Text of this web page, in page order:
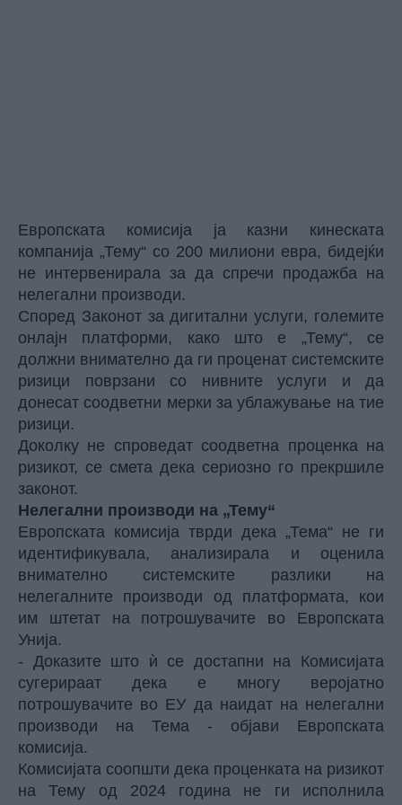
Европската комисија ја казни кинеската
компанија „Тему“ со 200 милиони евра, бидејќи
не интервенирала за да спречи продажба на
нелегални производи.
Според Законот за дигитални услуги, големите
онлајн платформи, како што е „Тему“, се
должни внимателно да ги проценат системските
ризици поврзани со нивните услуги и да
донесат соодветни мерки за ублажување на тие
ризици.
Доколку не спроведат соодветна проценка на
ризикот, се смета дека сериозно го прекршиле
законот.
Нелегални производи на „Тему“
Европската комисија тврди дека „Тема“ не ги
идентификувала, анализирала и оценила
внимателно системските разлики на
нелегалните производи од платформата, кои
им штетат на потрошувачите во Европската
Унија.
- Доказите што ѝ се достапни на Комисијата
сугерираат дека е многу веројатно
потрошувачите во ЕУ да наидат на нелегални
производи на Тема - објави Европската
комисија.
Комисијата соопшти дека проценката на ризикот
на Тему од 2024 година не ги исполнила